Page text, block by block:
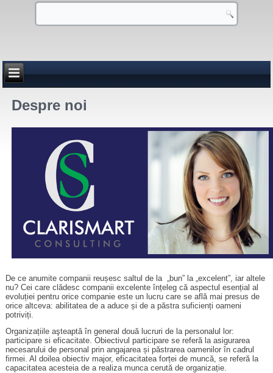
Despre noi
De ce anumite companii reușesc saltul de la „bun” la „excelent”, iar altele
nu? Cei care clădesc companii excelente înțeleg că aspectul esențial al
evoluției pentru orice companie este un lucru care se află mai presus de
orice altceva: abilitatea de a aduce și de a păstra suficienți oameni
potriviți.
Organizațiile aşteaptă în general două lucruri de la personalul lor:
participare si eficacitate. Obiectivul participare se referă la asigurarea
necesarului de personal prin angajarea și păstrarea oamenilor în cadrul
firmei. Al doilea obiectiv major, eficacitatea forței de muncă, se referă la
capacitatea acesteia de a realiza munca cerută de organizație.